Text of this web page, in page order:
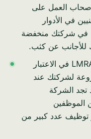
أصحاب العمل على
في الأدوار
في شركتك منخفضة
قد تأخذ LMRA في الاعتبار
لشركتك عند
تجد الشركة
الموظفين
توظيف عدد كبير من